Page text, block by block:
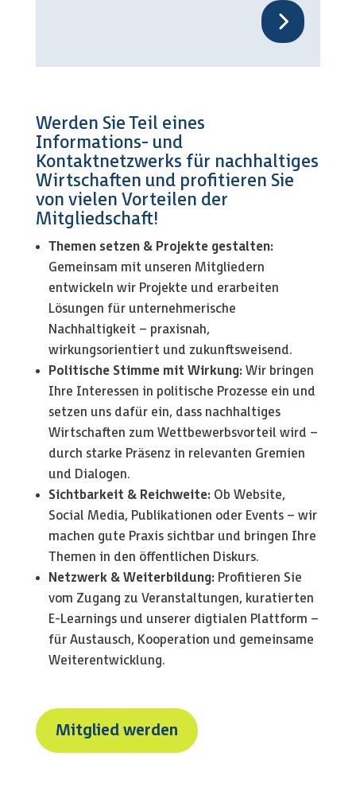
Werden Sie Teil eines
Informations- und
Kontaktnetzwerks für nachhaltiges
Wirtschaften und profitieren Sie
von vielen Vorteilen der
Mitgliedschaft!
Themen setzen & Projekte gestalten:
Gemeinsam mit unseren Mitgliedern
entwickeln wir Projekte und erarbeiten
Lösungen für unternehmerische
Nachhaltigkeit – praxisnah,
wirkungsorientiert und zukunftsweisend.
Politische Stimme mit Wirkung:Wir bringen
Ihre Interessen in politische Prozesse ein und
setzen uns dafür ein, dass nachhaltiges
Wirtschaften zum Wettbewerbsvorteil wird –
durch starke Präsenz in relevanten Gremien
und Dialogen.
Sichtbarkeit & Reichweite:Ob Website,
Social Media, Publikationen oder Events – wir
machen gute Praxis sichtbar und bringen Ihre
Themen in den öffentlichen Diskurs.
Netzwerk & Weiterbildung:Profitieren Sie
vom Zugang zu Veranstaltungen, kuratierten
E-Learnings und unserer digtialen Plattform –
für Austausch, Kooperation und gemeinsame
Weiterentwicklung.
Mitglied werden